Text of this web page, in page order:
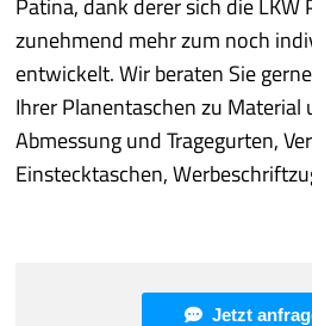
zunehmend mehr zum noch
entwickelt. Wir beraten Sie
Ihrer Planentaschen zu Material
Abmessung und Tragegurten,
Einstecktaschen,
Jetzt